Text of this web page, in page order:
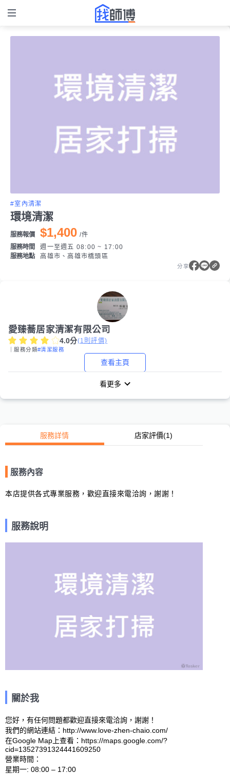
#室內清潔
環境清潔
服務報價 $1,400 /件
服務時間
週一至週五 08:00 ~ 17:00
服務地點
高雄市、高雄市橋頭區
分享
愛臻蕎居家清潔有限公司
4.0分(1 則評價)
｜服務分類#清潔服務
查看主頁
看更多
服務詳情 店家評價(1)
服務內容
本店提供各式專業服務，歡迎直接來電洽詢，謝謝！
服務說明
關於我
您好，有任何問題都歡迎直接來電洽詢，謝謝！
我們的網站連結：http://www.love-zhen-chaio.com/
在Google Map上查看：https://maps.google.com/?
cid=13527391324441609250
營業時間：
星期一: 08:00 – 17:00